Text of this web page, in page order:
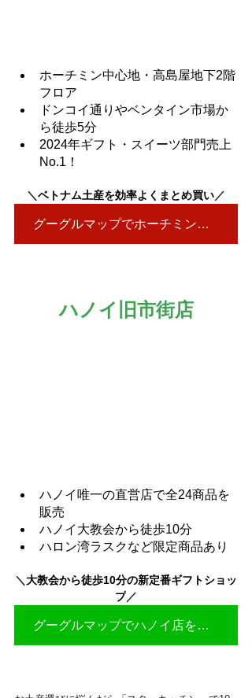
ホーチミン中心地・高島屋地下2階
フロア
ドンコイ通りやベンタイン市場か
ら徒歩5分
2024年ギフト・スイーツ部門売上
No.1！
＼ベトナム土産を効率よくまとめ買い／
グーグルマップでホーチミン店を見る▶
ハノイ旧市街店
ハノイ唯一の直営店で全24商品を
販売
ハノイ大教会から徒歩10分
ハロン湾ラスクなど限定商品あり
＼大教会から徒歩10分の新定番ギフトショッ
プ／
グーグルマップでハノイ店を見る▶